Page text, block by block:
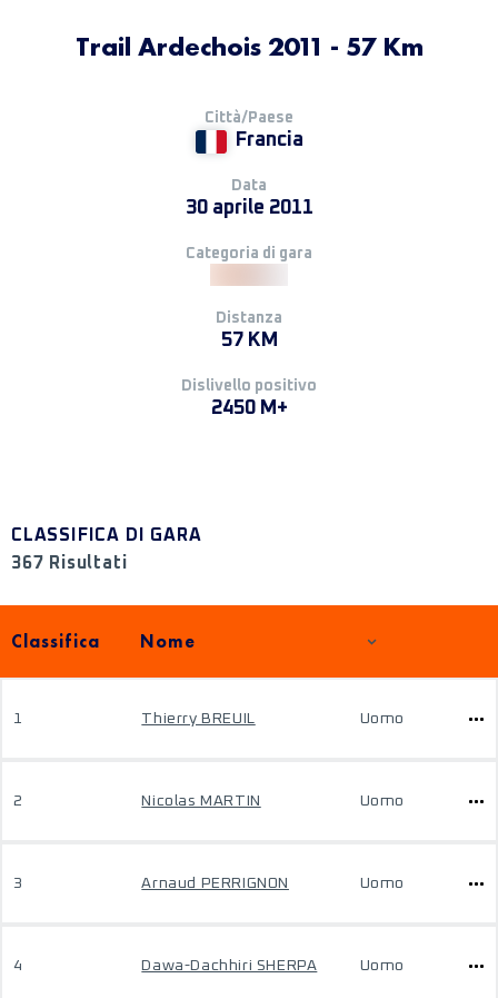
Trail Ardechois 2011 - 57 Km
Città/Paese
Francia
Data
30 aprile 2011
Categoria di gara
Distanza
57 KM
Dislivello positivo
2450 M+
CLASSIFICA DI GARA
367 Risultati
Classifica Nome
1 Thierry BREUIL Uomo
2 Nicolas MARTIN Uomo
3 Arnaud PERRIGNON Uomo
4 Dawa-Dachhiri SHERPA Uomo